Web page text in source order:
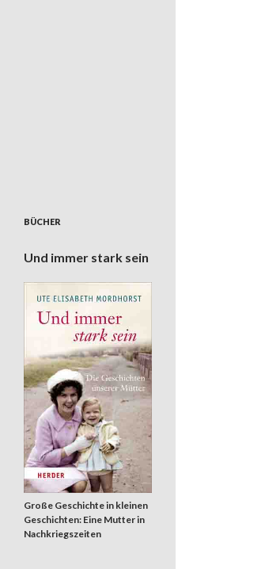
BÜCHER
Und immer stark sein
Große Geschichte in kleinen
Geschichten: Eine Mutter in
Nachkriegszeiten